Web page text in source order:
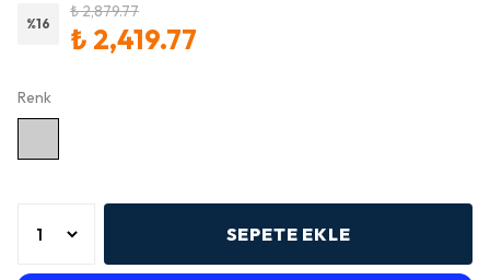
%16
₺ 2,879.77
₺ 2,419.77
Renk
SEPETE EKLE